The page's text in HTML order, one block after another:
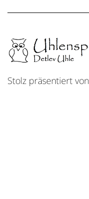
Stolz präsentiert von